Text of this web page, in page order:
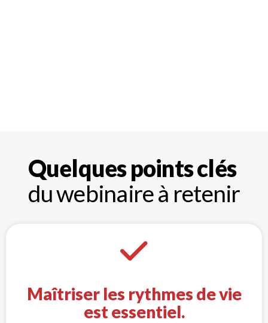
Quelques points clés
du webinaire à retenir
Maîtriser les rythmes de vie
est essentiel.